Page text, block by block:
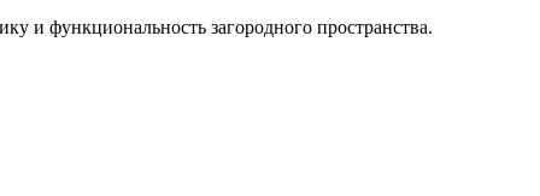
и функциональность загородного пространства.